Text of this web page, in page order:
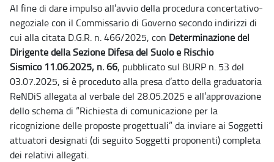
Al fine di dare impulso all’avviodella procedura concertativo-
negoziale con il Commissario di Governo secondo indirizzi di
cui alla citata D.G.R. n. 466/2025, con Determinazionedel
Dirigente della Sezione Difesa del Suolo e Rischio
Sismico 11.06.2025, n. 66, pubblicato sul BURP n. 53 del
03.07.2025, si è proceduto alla presa d’atto della graduatoria
ReNDiS allegata al verbale del 28.05.2025 e all’approvazione
dello schema di “Richiestadi comunicazione per la
ricognizione delle proposte progettuali” da inviare ai Soggetti
attuatori designati (di seguito Soggetti proponenti) completa
dei relativi allegati.